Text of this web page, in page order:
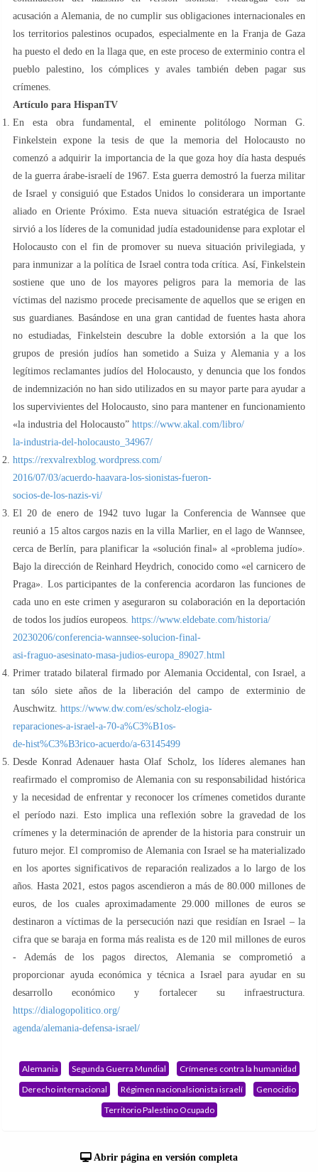
acusación a Alemania, de no cumplir sus obligaciones internacionales en
los territorios palestinos ocupados, especialmente en la Franja de Gaza
ha puesto el dedo en la llaga que, en este proceso de exterminio contra el
pueblo palestino, los cómplices y avales también deben pagar sus
crímenes.
Artículo para HispanTV
En esta obra fundamental, el eminente politólogo Norman G.
Finkelstein expone la tesis de que la memoria del Holocausto no
comenzó a adquirir la importancia de la que goza hoy día hasta después
de la guerra árabe-israelí de 1967. Esta guerra demostró la fuerza militar
de Israel y consiguió que Estados Unidos lo considerara un importante
aliado en Oriente Próximo. Esta nueva situación estratégica de Israel
sirvió a los líderes de la comunidad judía estadounidense para explotar el
Holocausto con el fin de promover su nueva situación privilegiada, y
para inmunizar a la política de Israel contra toda crítica. Así, Finkelstein
sostiene que uno de los mayores peligros para la memoria de las
víctimas del nazismo procede precisamente de aquellos que se erigen en
sus guardianes. Basándose en una gran cantidad de fuentes hasta ahora
no estudiadas, Finkelstein descubre la doble extorsión a la que los
grupos de presión judíos han sometido a Suiza y Alemania y a los
legítimos reclamantes judíos del Holocausto, y denuncia que los fondos
de indemnización no han sido utilizados en su mayor parte para ayudar a
los supervivientes del Holocausto, sino para mantener en funcionamiento
«la industria del Holocausto” https://www.akal.com/libro/
la-industria-del-holocausto_34967/
https://rexvalrexblog.wordpress.com/
2016/07/03/acuerdo-haavara-los-sionistas-fueron-
socios-de-los-nazis-vi/
El 20 de enero de 1942 tuvo lugar la Conferencia de Wannsee que
reunió a 15 altos cargos nazis en la villa Marlier, en el lago de Wannsee,
cerca de Berlín, para planificar la «solución final» al «problema judío».
Bajo la dirección de Reinhard Heydrich, conocido como «el carnicero de
Praga». Los participantes de la conferencia acordaron las funciones de
cada uno en este crimen y aseguraron su colaboración en la deportación
de todos los judíos europeos. https://www.eldebate.com/historia/
20230206/conferencia-wannsee-solucion-final-
asi-fraguo-asesinato-masa-judios-europa_89027.html
Primer tratado bilateral firmado por Alemania Occidental, con Israel, a
tan sólo siete años de la liberación del campo de exterminio de
Auschwitz. https://www.dw.com/es/scholz-elogia-
reparaciones-a-israel-a-70-a%C3%B1os-
de-hist%C3%B3rico-acuerdo/a-63145499
Desde Konrad Adenauer hasta Olaf Scholz, los líderes alemanes han
reafirmado el compromiso de Alemania con su responsabilidad histórica
y la necesidad de enfrentar y reconocer los crímenes cometidos durante
el período nazi. Esto implica una reflexión sobre la gravedad de los
crímenes y la determinación de aprender de la historia para construir un
futuro mejor. El compromiso de Alemania con Israel se ha materializado
en los aportes significativos de reparación realizados a lo largo de los
años. Hasta 2021, estos pagos ascendieron a más de 80.000 millones de
euros, de los cuales aproximadamente 29.000 millones de euros se
destinaron a víctimas de la persecución nazi que residían en Israel – la
cifra que se baraja en forma más realista es de 120 mil millones de euros
- Además de los pagos directos, Alemania se comprometió a
proporcionar ayuda económica y técnica a Israel para ayudar en su
desarrollo económico y fortalecer su infraestructura.
https://dialogopolitico.org/
agenda/alemania-defensa-israel/
Alemania Segunda Guerra Mundial
Crímenes contra la humanidad
Derecho internacional
Régimen nacionalsionista israelí
Genocidio
Territorio Palestino Ocupado
Abrir página en versión completa